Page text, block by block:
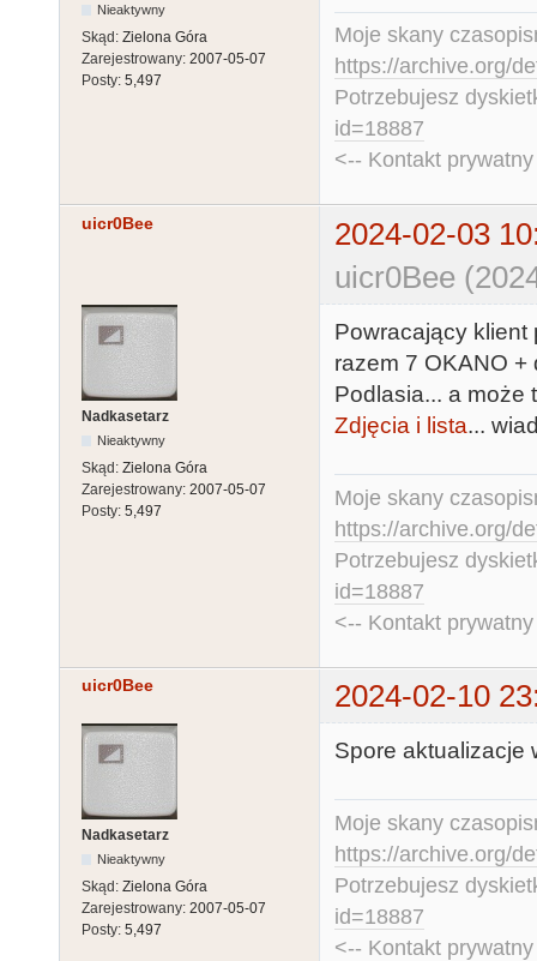
Nieaktywny
Skąd: Zielona Góra
Zarejestrowany: 2007-05-07
Posty: 5,497
Moje skany
https://archive.org/
Potrzebujesz
id=18887
<-- Kontakt
uicr0Bee
2024-02-03
uicr0Bee
Nadkasetarz
Nieaktywny
Skąd: Zielona Góra
Zarejestrowany: 2007-05-07
Posty: 5,497
Powracający klient
razem 7 OKANO +
Podlasia... a może
Zdjęcia i lista...
Moje skany
https://archive.org/
Potrzebujesz
id=18887
<-- Kontakt
uicr0Bee 2024-02-10
Nadkasetarz
Nieaktywny
Skąd: Zielona Góra
Zarejestrowany: 2007-05-07
Posty: 5,497
Spore aktualizacje
Moje skany
https://archive.org/
Potrzebujesz
id=18887
<-- Kontakt